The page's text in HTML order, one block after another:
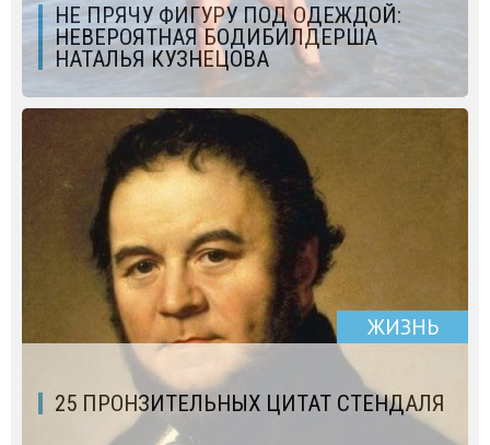
НЕ ПРЯЧУ ФИГУРУ ПОД ОДЕЖДОЙ:
НЕВЕРОЯТНАЯ БОДИБИЛДЕРША
НАТАЛЬЯ КУЗНЕЦОВА
ЖИЗНЬ
25 ПРОНЗИТЕЛЬНЫХ ЦИТАТ СТЕНДАЛЯ